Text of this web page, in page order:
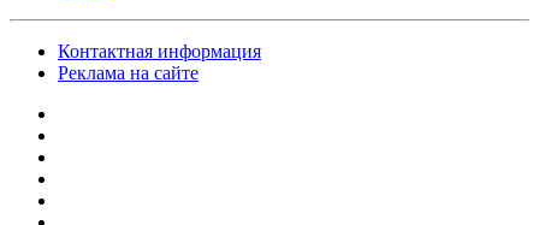
Контактная информация
Реклама на сайте